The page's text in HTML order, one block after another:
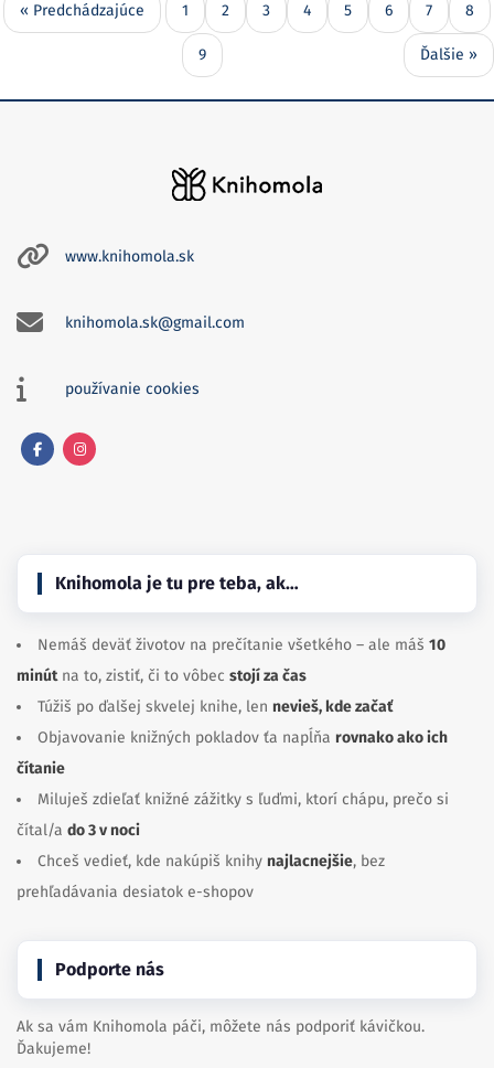
« Predchádzajúce 1 2 3 4 5 6 7 8
9 Ďalšie »
www.knihomola.sk
knihomola.sk@gmail.com
používanie cookies
Knihomola je tu pre teba, ak…
Nemáš deväť životov na prečítanie všetkého – ale máš 10
minútna to, zistiť, či to vôbec stojí za čas
Túžiš po ďalšej skvelej knihe, len nevieš, kde začať
Objavovanie knižných pokladov ťa napĺňa rovnako ako ich
čítanie
Miluješ zdieľať knižné zážitky s ľuďmi, ktorí chápu, prečo si
čítal/a do 3 v noci
Chceš vedieť, kde nakúpiš knihy najlacnejšie, bez
prehľadávania desiatok e-shopov
Podporte nás
Ak sa vám Knihomola páči, môžete nás podporiť kávičkou.
Ďakujeme!